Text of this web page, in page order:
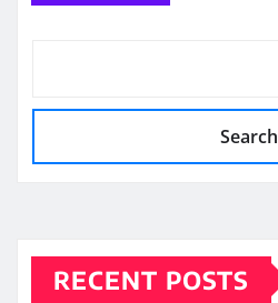
Search
RECENT POSTS